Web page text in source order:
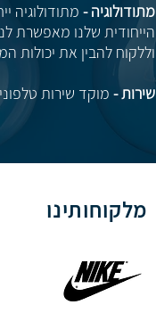
מתודולוגיה - מתודולוגיה
הייחודית שלנו מאפשרת
וללקוח להבין את יכולות
שירות - מוקד שירות טלפוני Online וגם באתר הלקוח 24/7.
מלקוחותינו